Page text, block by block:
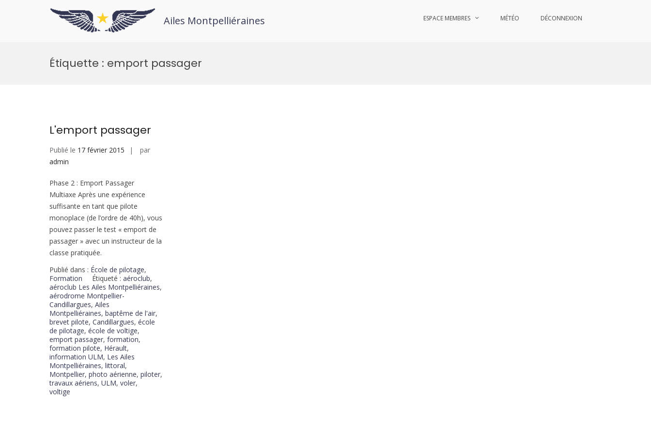
Ailes Montpelliéraines ESPACE MEMBRES MÉTÉO DÉCONNEXION
Étiquette : emport passager
L'emport passager
Publié le 17 février 2015
par
admin
Phase 2 : Emport Passager
Multiaxe Après une expérience
suffisante en tant que pilote
monoplace (de l’ordre de 40h), vous
pouvez passer le test « emport de
passager » avec un instructeur de la
classe pratiquée.
Publié dans : École de pilotage,
Formation
Étiqueté : aéroclub,
aéroclub Les Ailes Montpelliéraines,
aérodrome Montpellier-
Candillargues, Ailes
Montpelliéraines, baptême de l'air,
brevet pilote, Candillargues, école
de pilotage, école de voltige,
emport passager, formation,
formation pilote, Hérault,
information ULM, Les Ailes
Montpelliéraines, littoral,
Montpellier, photo aérienne, piloter,
travaux aériens, ULM, voler,
voltige